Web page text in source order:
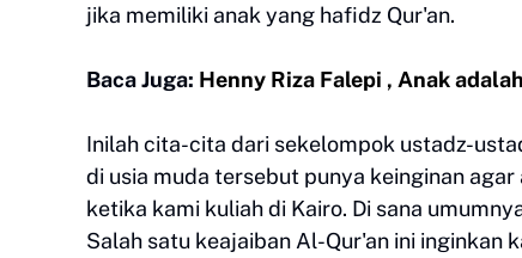
jika memiliki anak yang hafidz Qur'an.
Baca Juga: Henny Riza Falepi , Anak
Inilah cita-cita dari sekelompok ustadz-
di usia muda tersebut punya keinginan
ketika kami kuliah di Kairo. Di sana
Salah satu keajaiban Al-Qur'an ini inginkan